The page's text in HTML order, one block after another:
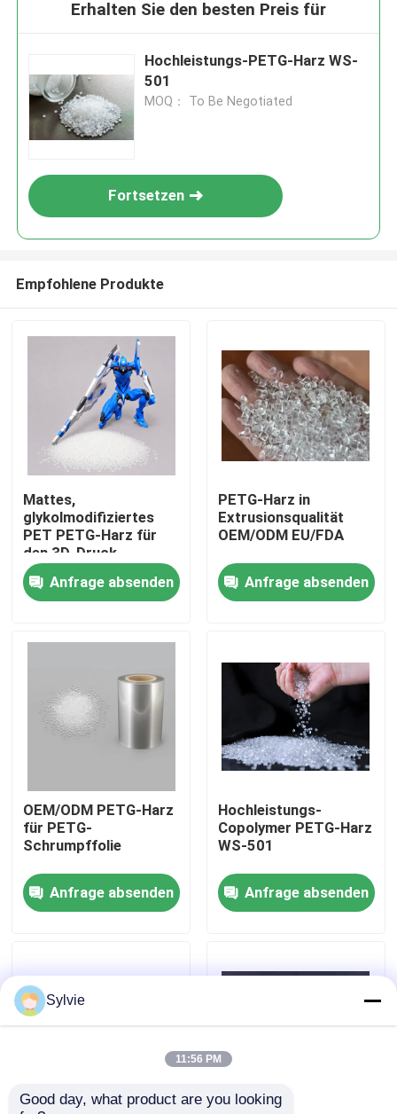
Haus
Über uns
Qualitätskontrolle
Treten Sie mit uns in Verbindung
Fälle
PET-Rolle
Erhalten Sie den besten Preis für
Hochleistungs-PETG-Harz WS-
501
MOQ： To Be Negotiated
Fortsetzen
Empfohlene Produkte
Mattes,
glykolmodifiziertes
PET PETG-Harz für
den 3D-Druck
Anfrage absenden
PETG-Harz in
Extrusionsqualität
OEM/ODM EU/FDA
Anfrage absenden
OEM/ODM PETG-Harz
für PETG-
Schrumpffolie
Anfrage absenden
Hochleistungs-
Copolymer PETG-Harz
WS-501
Anfrage absenden
Sylvie
11:56 PM
Good day, what product are you looking